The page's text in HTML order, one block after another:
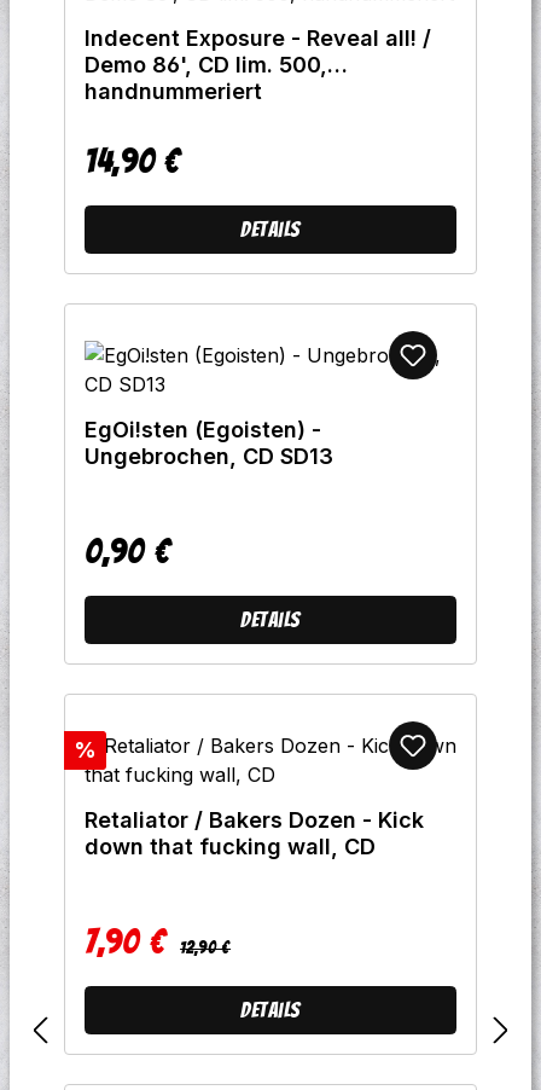
Indecent Exposure - Reveal all! /
Demo 86', CD lim. 500,
handnummeriert
Regulärer Preis:
14,90 €
Details
EgOi!sten (Egoisten) -
Ungebrochen, CD SD13
Regulärer Preis:
0,90 €
Details
Rabatt
%
Retaliator / Bakers Dozen - Kick
down that fucking wall, CD
Verkaufspreis:
7,90 € Regulärer Preis:
12,90 €
Details